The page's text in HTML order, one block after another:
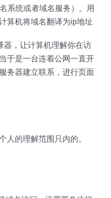
系统或者域名服务）。用
算机将域名翻译为ip地址
器，让计算机理解你在访
于是一台连着公网一直开
务器建立联系，进行页面
人的理解范围只内的。